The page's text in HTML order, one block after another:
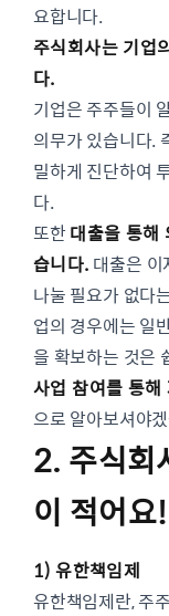
요합니다.
주식회사는 기업
다.
기업은 주주들이
의무가 있습니다.
밀하게 진단하여
다.
또한 대출을 통해
습니다. 대출은
나눌 필요가 없다
업의 경우에는 일
을 확보하는 것은
사업 참여를 통해
으로 알아보셔야
2. 주식회
이 적어요!
1) 유한책임제
유한책임제란, 주